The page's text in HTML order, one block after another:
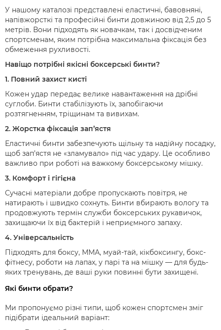
У нашому каталозі представлені еластичні, бавовняні,
напівжорсткі та професійні бинти довжиною від 2,5 до 5
метрів. Вони підходять як новачкам, так і досвідченим
спортсменам, яким потрібна максимальна фіксація без
обмеження рухливості.
Навіщо потрібні якісні боксерські бинти?
1. Повний захист кисті
Кожен удар передає велике навантаження на дрібні
суглоби. Бинти стабілізують їх, запобігаючи
розтягненням, тріщинам та вивихам.
2. Жорстка фіксація зап’ястя
Еластичні бинти забезпечують щільну та надійну посадку,
щоб зап’ястя не «зламувало» під час удару. Це особливо
важливо при роботі на важкому боксерському мішку.
3. Комфорт і гігієна
Сучасні матеріали добре пропускають повітря, не
натирають і швидко сохнуть. Бинти вбирають вологу та
продовжують термін служби боксерських рукавичок,
захищаючи їх від бактерій і неприємного запаху.
4. Універсальність
Підходять для боксу, ММА, муай-тай, кікбоксингу, бокс-
фітнесу, роботи на лапах, у парі та на мішку — для будь-
яких тренувань, де ваші руки повинні бути захищені.
Які бинти обрати?
Ми пропонуємо різні типи, щоб кожен спортсмен зміг
підібрати ідеальний варіант: